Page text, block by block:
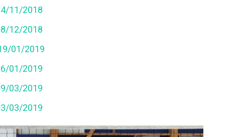
11/2018
12/2018
01/2019
01/2019
03/2019
03/2019